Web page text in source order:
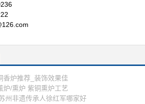
香炉推荐_装饰效果佳
炉/熏炉 紫铜熏炉工艺
州非遗传承人徐红军哪家好